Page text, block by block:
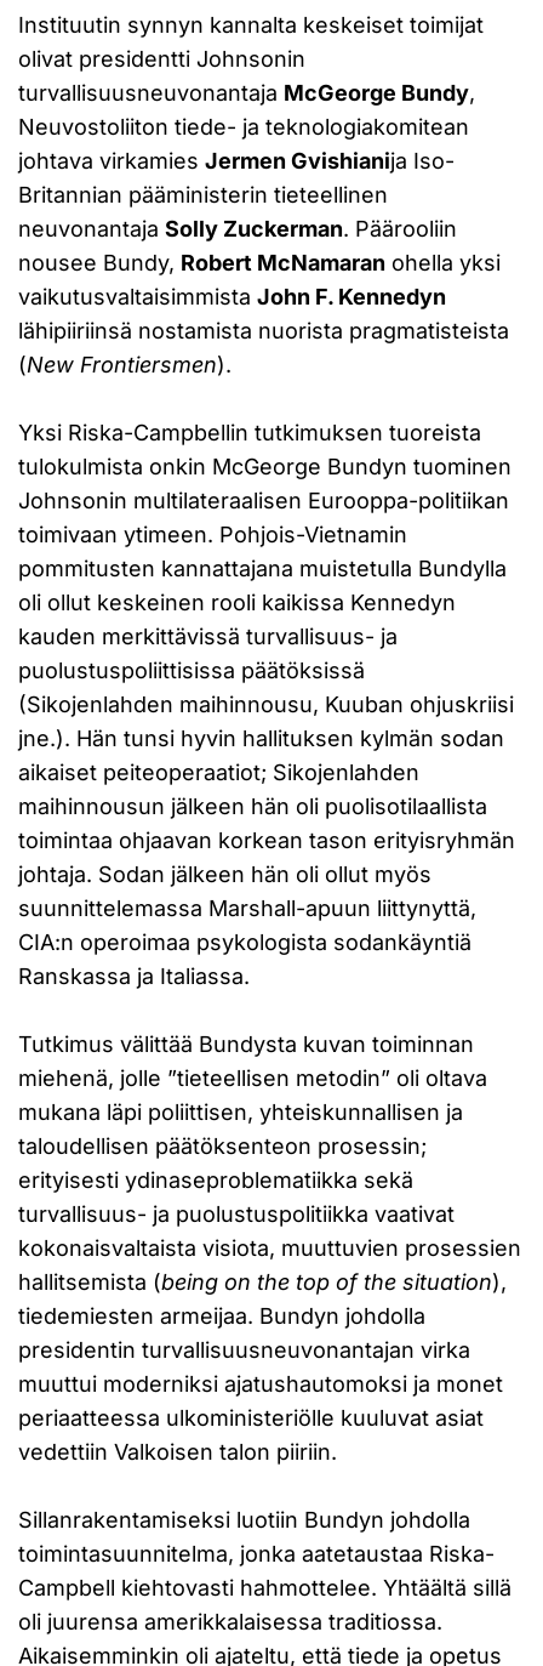
Instituutin synnyn kannalta keskeiset toimijat
olivat presidentti Johnsonin
turvallisuusneuvonantaja McGeorge Bundy,
Neuvostoliiton tiede- ja teknologiakomitean
johtava virkamies Jermen Gvishianija Iso-
Britannian pääministerin tieteellinen
neuvonantaja Solly Zuckerman. Päärooliin
nousee Bundy, Robert McNamaran ohella yksi
vaikutusvaltaisimmista John F. Kennedyn
lähipiiriinsä nostamista nuorista pragmatisteista
(New Frontiersmen).
Yksi Riska-Campbellin tutkimuksen tuoreista
tulokulmista onkin McGeorge Bundyn tuominen
Johnsonin multilateraalisen Eurooppa-politiikan
toimivaan ytimeen. Pohjois-Vietnamin
pommitusten kannattajana muistetulla Bundylla
oli ollut keskeinen rooli kaikissa Kennedyn
kauden merkittävissä turvallisuus- ja
puolustuspoliittisissa päätöksissä
(Sikojenlahden maihinnousu, Kuuban ohjuskriisi
jne.). Hän tunsi hyvin hallituksen kylmän sodan
aikaiset peiteoperaatiot; Sikojenlahden
maihinnousun jälkeen hän oli puolisotilaallista
toimintaa ohjaavan korkean tason erityisryhmän
johtaja. Sodan jälkeen hän oli ollut myös
suunnittelemassa Marshall-apuun liittynyttä,
CIA:n operoimaa psykologista sodankäyntiä
Ranskassa ja Italiassa.
Tutkimus välittää Bundysta kuvan toiminnan
miehenä, jolle ”tieteellisen metodin” oli oltava
mukana läpi poliittisen, yhteiskunnallisen ja
taloudellisen päätöksenteon prosessin;
erityisesti ydinaseproblematiikka sekä
turvallisuus- ja puolustuspolitiikka vaativat
kokonaisvaltaista visiota, muuttuvien prosessien
hallitsemista (being on the top of the situation),
tiedemiesten armeijaa. Bundyn johdolla
presidentin turvallisuusneuvonantajan virka
muuttui moderniksi ajatushautomoksi ja monet
periaatteessa ulkoministeriölle kuuluvat asiat
vedettiin Valkoisen talon piiriin.
Sillanrakentamiseksi luotiin Bundyn johdolla
toimintasuunnitelma, jonka aatetaustaa Riska-
Campbell kiehtovasti hahmottelee. Yhtäältä sillä
oli juurensa amerikkalaisessa traditiossa.
Aikaisemminkin oli ajateltu, että tiede ja opetus